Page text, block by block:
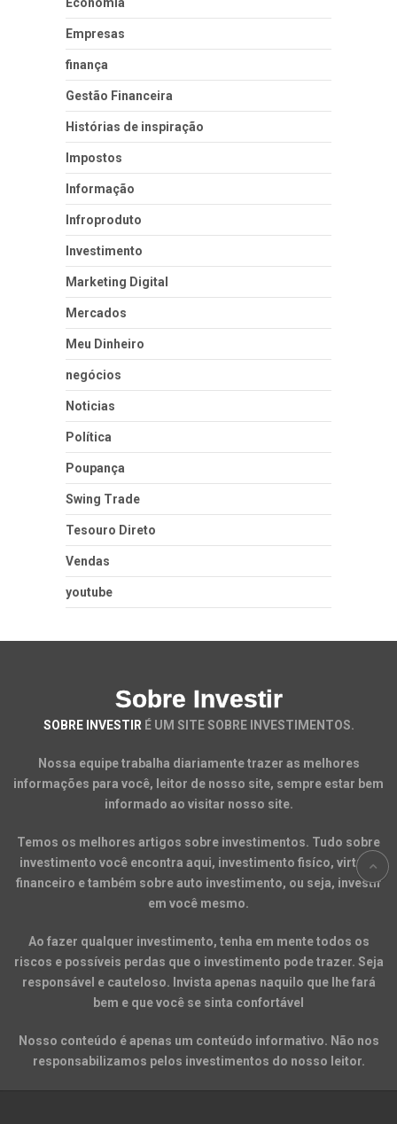
Economia
Empresas
finança
Gestão Financeira
Histórias de inspiração
Impostos
Informação
Infroproduto
Investimento
Marketing Digital
Mercados
Meu Dinheiro
negócios
Noticias
Política
Poupança
Swing Trade
Tesouro Direto
Vendas
youtube
Sobre Investir
SOBRE INVESTIRÉ UM SITE SOBRE INVESTIMENTOS.
Nossa equipe trabalha diariamente trazer as melhores
informações para você, leitor de nosso site, sempre estar bem
informado ao visitar nosso site.
Temos os melhores artigos sobre investimentos. Tudo sobre
investimento você encontra aqui, investimento fisíco, virtual,
financeiro e também sobre auto investimento, ou seja, investir
em você mesmo.
Ao fazer qualquer investimento, tenha em mente todos os
riscos e possíveis perdas que o investimento pode trazer. Seja
responsável e cauteloso. Invista apenas naquilo que lhe fará
bem e que você se sinta confortável
Nosso conteúdo é apenas um conteúdo informativo. Não nos
responsabilizamos pelos investimentos do nosso leitor.